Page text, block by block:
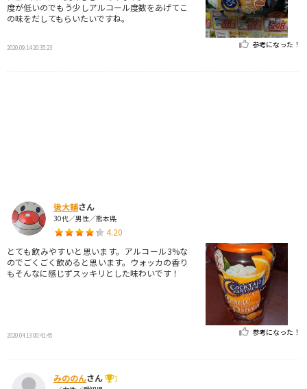
度が低いのでもう少しアルコール度数をあげてこ
の味をだしてもらいたいですね。
2020.09.14 20:35:23 参考になった！
後大輔さん
30代／男性／熊本県
4.20
とても飲みやすいと思います。アルコール3%な
のでごくごく飲めると思います。ウォッカの香り
もそんなに感じずスッキリとした味わいです！
2020.04.13 00:41:45 参考になった！
みののんさん
1